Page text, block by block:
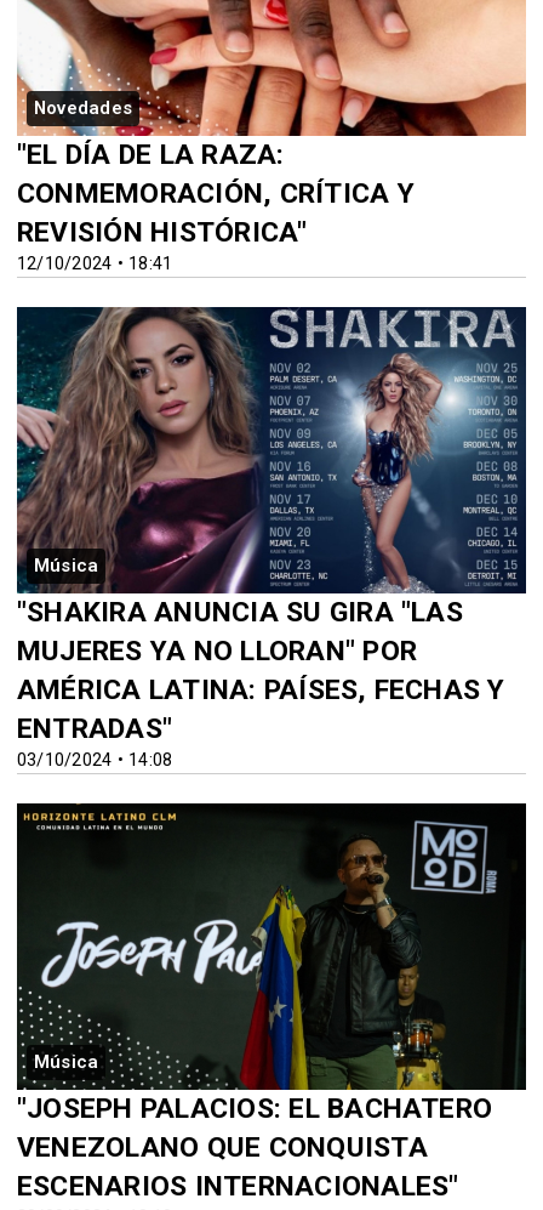
Novedades
12/10/2024 • 18:41
"EL DÍA DE LA RAZA:
CONMEMORACIÓN, CRÍTICA Y
REVISIÓN HISTÓRICA"
Música
03/10/2024 • 14:08
"SHAKIRA ANUNCIA SU GIRA "LAS
MUJERES YA NO LLORAN" POR
AMÉRICA LATINA: PAÍSES, FECHAS Y
ENTRADAS"
Música
"JOSEPH PALACIOS: EL BACHATERO
VENEZOLANO QUE CONQUISTA
ESCENARIOS INTERNACIONALES"